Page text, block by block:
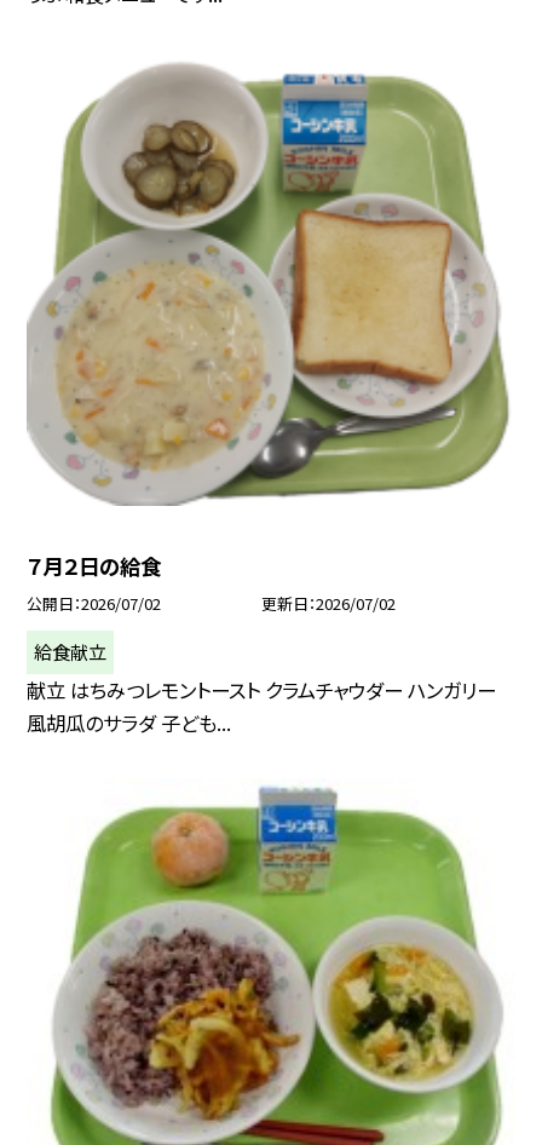
７月２日の給食
公開日 2026/07/02 更新日 2026/07/02
給食献立
献立 はちみつレモントースト クラムチャウダー ハンガリー
風胡瓜のサラダ 子ども...